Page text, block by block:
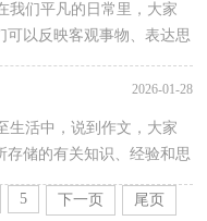
们平凡的日常里，大家
可以反映客观事物、表达思
得作文很...
2026-01-28
活中，说到作文，大家
储的有关知识、经验和思
5 下一页 尾页